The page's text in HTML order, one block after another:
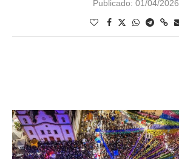
Publicado: 01/04/2026